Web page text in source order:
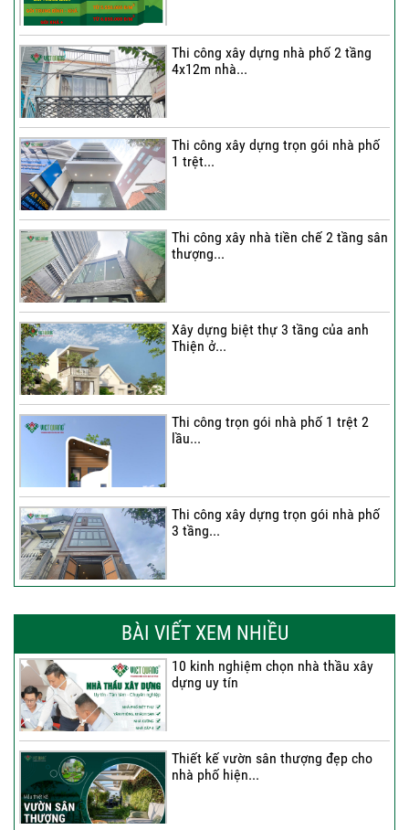
Thi công xây dựng nhà phố 2 tầng
4x12m nhà...
Thi công xây dựng trọn gói nhà phố
1 trệt...
Thi công xây nhà tiền chế 2 tầng sân
thượng...
Xây dựng biệt thự 3 tầng của anh
Thiện ở...
Thi công trọn gói nhà phố 1 trệt 2
lầu...
Thi công xây dựng trọn gói nhà phố
3 tầng...
Anh...
BÀI VIẾT XEM NHIỀU
10 kinh nghiệm chọn nhà thầu xây
dựng uy tín
Thiết kế vườn sân thượng đẹp cho
nhà phố hiện...